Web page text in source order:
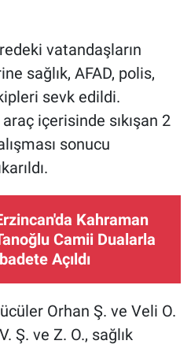
vatandaşların
sağlık, AFAD, polis,
sevk edildi.
içerisinde sıkışan 2
sonucu
Kahraman
Camii Dualarla
Açıldı
Orhan Ş. ve Veli O.
Ş. ve Z. O., sağlık